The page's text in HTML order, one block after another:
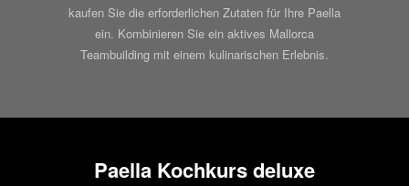
kaufen Sie die erforderlichen Zutaten für Ihre Paella
ein. Kombinieren Sie ein aktives Mallorca
Teambuilding mit einem kulinarischen Erlebnis.
Paella Kochkurs deluxe